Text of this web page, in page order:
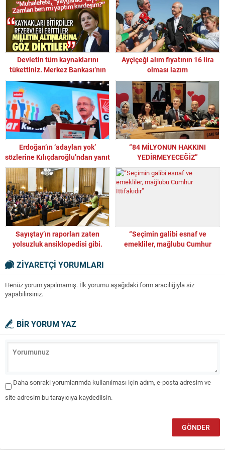
Devletin tüm kaynaklarını
tükettiniz. Merkez Bankası’nın
tüm rezervlerini erittiniz
Ayçiçeği alım fiyatının 16 lira
olması lazım
Erdoğan’ın ‘adayları yok’
sözlerine Kılıçdaroğlu’ndan yanıt
“84 MİLYONUN HAKKINI
YEDİRMEYECEĞİZ”
Sayıştay’ın raporları zaten
yolsuzluk ansiklopedisi gibi.
“Seçimin galibi esnaf ve
emekliler, mağlubu Cumhur
ZİYARETÇİ YORUMLARI
Henüz yorum yapılmamış. İlk yorumu aşağıdaki form aracılığıyla siz
yapabilirsiniz.
BİR YORUM YAZ
Daha sonraki yorumlarımda kullanılması için adım, e-posta adresim ve
site adresim bu tarayıcıya kaydedilsin.